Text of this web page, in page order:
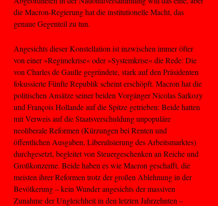
die Macron-Regierung hat die institutionelle Macht, das
genaue Gegenteil zu tun.
Angesichts dieser Konstellation ist inzwischen immer öfter
von einer »Regimekrise« oder »Systemkrise« die Rede: Die
von Charles de Gaulle gegründete, stark auf den Präsidenten
fokussierte Fünfte Republik scheint erschöpft. Macron hat die
politischen Ansätze seiner beiden Vorgänger Nicolas Sarkozy
und François Hollande auf die Spitze getrieben: Beide hatten
mit Verweis auf die Staatsverschuldung unpopuläre
neoliberale Reformen (Kürzungen bei Renten und
öffentlichen Ausgaben, Liberalisierung des Arbeitsmarktes)
durchgesetzt, begleitet von Steuergeschenken an Reiche und
Großkonzerne. Beide haben es wie Macron geschafft, die
meisten ihrer Reformen trotz der großen Ablehnung in der
Bevölkerung – kein Wunder angesichts der massiven
Zunahme der Ungleichheit in den letzten Jahrzehnten –